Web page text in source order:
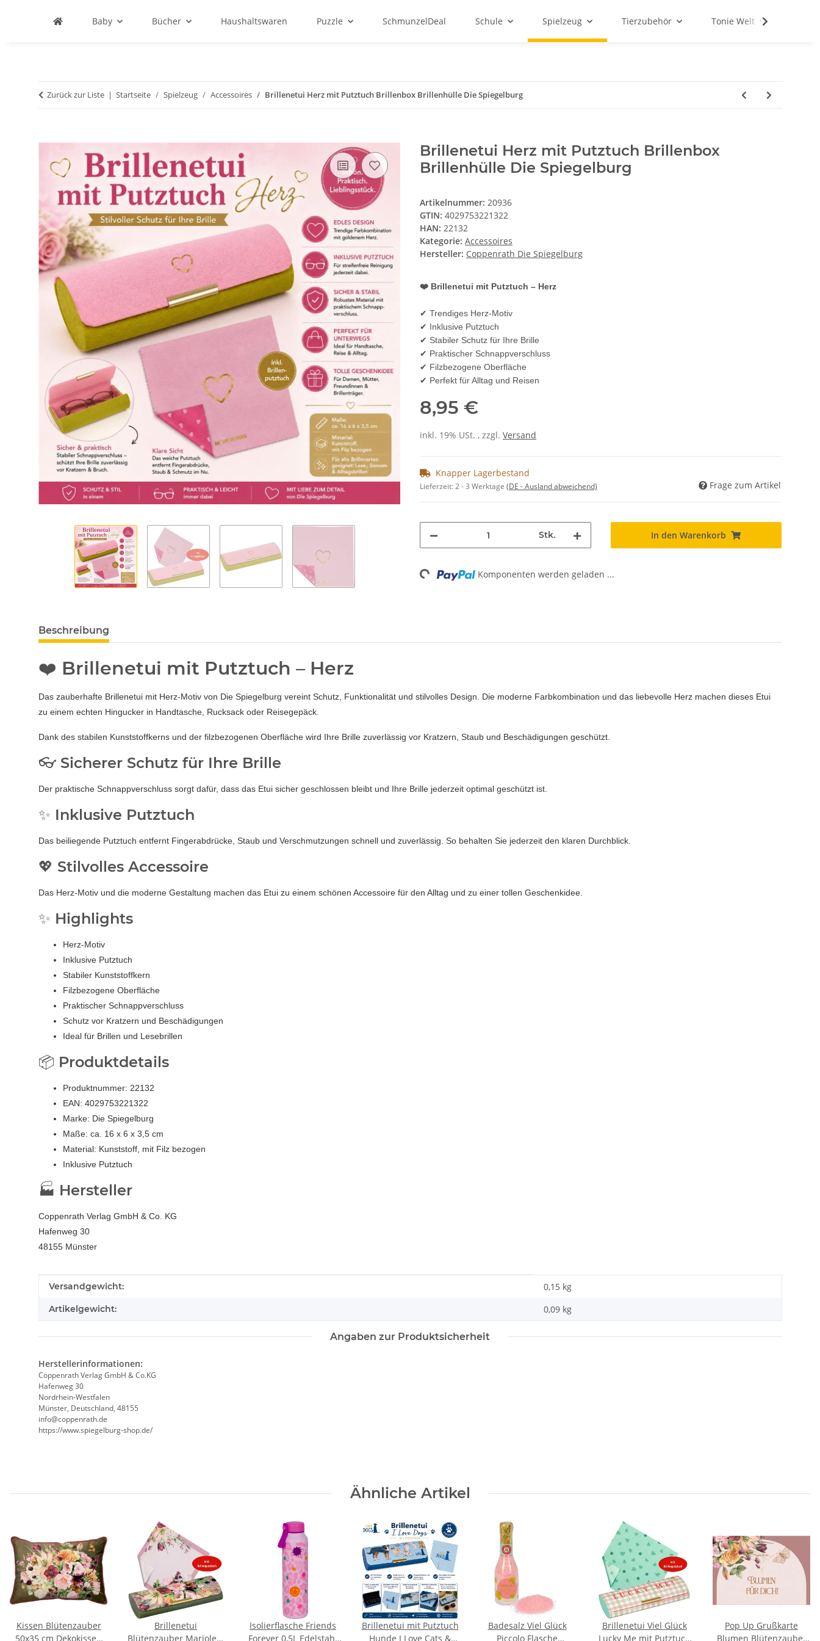
Baby Bücher Haushaltswaren Puzzle SchmunzelDeal Schule Spielzeug Tierzubehör Tonie Welt
Zurück zur Liste Startseite Spielzeug Accessoires Brillenetui Herz mit Putztuch Brillenbox Brillenhülle Die Spiegelburg
Brillenetui Herz mit Putztuch Brillenbox
Brillenhülle Die Spiegelburg
Artikelnummer: 20936
GTIN: 4029753221322
HAN: 22132
Kategorie: Accessoires
Hersteller: Coppenrath Die Spiegelburg
❤️ Brillenetui mit Putztuch – Herz
✔ Trendiges Herz-Motiv
✔ Inklusive Putztuch
✔ Stabiler Schutz für Ihre Brille
✔ Praktischer Schnappverschluss
✔ Filzbezogene Oberfläche
✔ Perfekt für Alltag und Reisen
8,95 €
inkl. 19% USt. , zzgl. Versand
Knapper Lagerbestand
Lieferzeit:2 - 3 Werktage (DE - Ausland abweichend) Frage zum Artikel
Stk. In den Warenkorb
Loading... Komponenten werden geladen ...
Beschreibung
❤️ Brillenetui mit Putztuch – Herz
Das zauberhafte Brillenetui mit Herz-Motiv von Die Spiegelburg vereint Schutz, Funktionalität und stilvolles Design. Die moderne Farbkombination und das liebevolle Herz machen dieses Etui
zu einem echten Hingucker in Handtasche, Rucksack oder Reisegepäck.
Dank des stabilen Kunststoffkerns und der filzbezogenen Oberfläche wird Ihre Brille zuverlässig vor Kratzern, Staub und Beschädigungen geschützt.
👓 Sicherer Schutz für Ihre Brille
Der praktische Schnappverschluss sorgt dafür, dass das Etui sicher geschlossen bleibt und Ihre Brille jederzeit optimal geschützt ist.
✨ Inklusive Putztuch
Das beiliegende Putztuch entfernt Fingerabdrücke, Staub und Verschmutzungen schnell und zuverlässig. So behalten Sie jederzeit den klaren Durchblick.
💖 Stilvolles Accessoire
Das Herz-Motiv und die moderne Gestaltung machen das Etui zu einem schönen Accessoire für den Alltag und zu einer tollen Geschenkidee.
✨ Highlights
Herz-Motiv
Inklusive Putztuch
Stabiler Kunststoffkern
Filzbezogene Oberfläche
Praktischer Schnappverschluss
Schutz vor Kratzern und Beschädigungen
Ideal für Brillen und Lesebrillen
📦 Produktdetails
Produktnummer: 22132
EAN: 4029753221322
Marke: Die Spiegelburg
Maße: ca. 16 x 6 x 3,5 cm
Material: Kunststoff, mit Filz bezogen
Inklusive Putztuch
🏭 Hersteller
Coppenrath Verlag GmbH & Co. KG
Hafenweg 30
48155 Münster
Produkteigenschaft
Wert
Versandgewicht: 0,15 kg
Artikelgewicht: 0,09 kg
Angaben zur Produktsicherheit
Herstellerinformationen:
Coppenrath Verlag GmbH & Co.KG
Hafenweg 30
Nordrhein-Westfalen
Münster, Deutschland, 48155
info@coppenrath.de
https://www.spiegelburg-shop.de/
Ähnliche Artikel
Kissen Blütenzauber
50x35 cm Dekokissen
Brillenetui
Blütenzauber Marjolein
Isolierflasche Friends
Forever 0,5L Edelstahl
Brillenetui mit Putztuch
Hunde I Love Cats &
Badesalz Viel Glück
Piccolo Flasche
Brillenetui Viel Glück
Lucky Me mit Putztuch
Pop Up Grußkarte
Blumen Blütenzauber